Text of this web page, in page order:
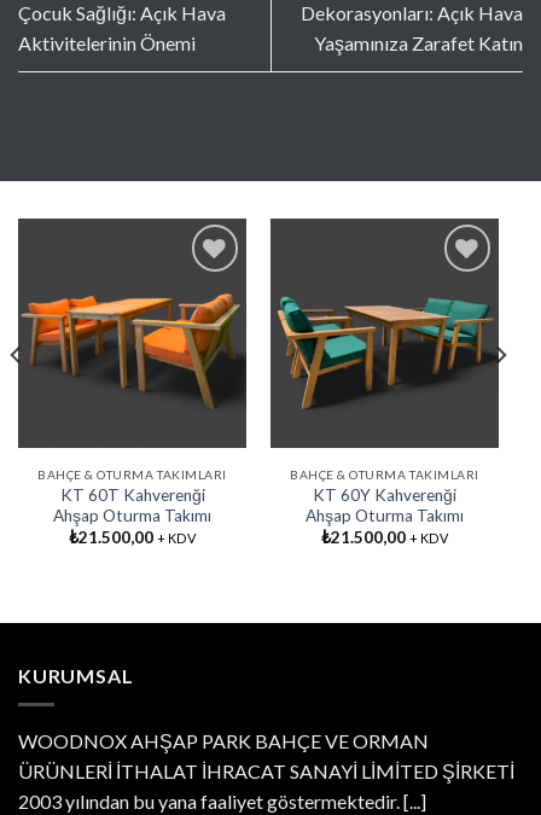
Çocuk Sağlığı: Açık Hava
Aktivitelerinin Önemi
Dekorasyonları: Açık Hava
Yaşamınıza Zarafet Katın
Favorilere
Ekle
BAHÇE & OTURMA TAKIMLARI
KT 60T Kahverenği
Ahşap Oturma Takımı
₺21.500,00 + KDV
Favorilere
Ekle
BAHÇE & OTURMA TAKIMLARI
KT 60Y Kahverenği
Ahşap Oturma Takımı
₺21.500,00 + KDV
KURUMSAL
WOODNOX AHŞAP PARK BAHÇE VE ORMAN
ÜRÜNLERİ İTHALAT İHRACAT SANAYİ LİMİTED ŞİRKETİ
2003 yılından bu yana faaliyet göstermektedir.[...]